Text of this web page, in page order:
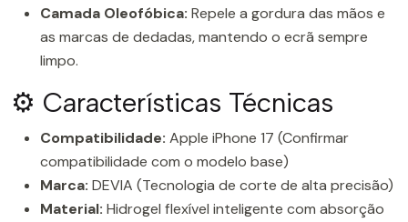
Camada Oleofóbica: Repele a gordura das mãos e
as marcas de dedadas, mantendo o ecrã sempre
limpo.
⚙️ Características Técnicas
Compatibilidade: Apple iPhone 17 (Confirmar
compatibilidade com o modelo base)
Marca: DEVIA (Tecnologia de corte de alta precisão)
Material: Hidrogel flexível inteligente com absorção